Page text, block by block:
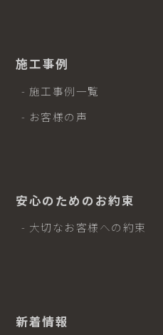
施工事例
- 施工事例一覧
- お客様の声
安心のためのお約束
- 大切なお客様への約束
新着情報